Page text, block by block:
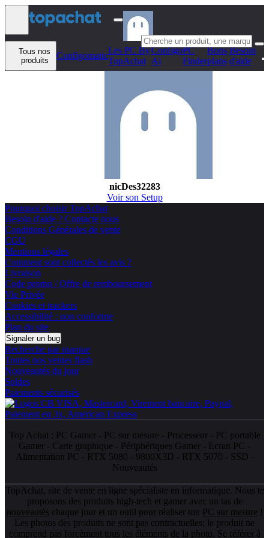
Aller au contenu
Tous nos
produits
Configomatic
Les PC By
TopAchat
Configo
Ai
PC
Finder
Bons
plans
Besoin
d'aide
nicDes32283
Voir son Setup
Pourquoi choisir TopAchat
Besoin d'aide ? Contacte nous
Conditions Générales de vente
CGU
Mentions légales
Comment sont collectés les avis ?
Livraison
Code promo / Offre de remboursement
Vie Privée
Cookies et trackers
Accessibilité : non conforme
Plan du site
Signaler un bug
Recherche par marque
Toutes nos ventes flash
Nouveautés du jour
Soldes
Paiements sécurisés
Top Achat : PC Gamer- PC sur mesure - Processeur- PC portable
Gamer - Carte graphique - Périphériques Gamer - Ecran PC -
Alimentation PC - RTX 5080 - 9800X3D - RTX 5070 - SSD -
Nouveautés
TopAchat, site de vente en ligne spécialiste en informatique. Nous te
proposons des produits high-tech et gamer avec un tas de
nouveautés chaque jour et un outil pour réaliser ton PC sur mesure !
Les photos des produits ne sont pas contractuelles; le produit ne
comprend pas forcément tous les éléments de la photo. Se référer à